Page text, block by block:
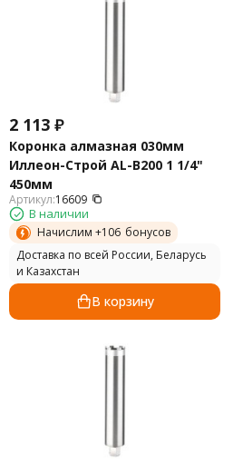
2 113 ₽
Коронка алмазная 030мм
Иллеон-Строй AL-B200 1 1/4"
450мм
Артикул:16609
В наличии
Начислим +106 бонусов
Доставка по всей России, Беларусь
и Казахстан
В корзину